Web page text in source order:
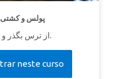
207پولس و
از ترس بگذر و بر خدمت خدا متمرکز باش.
neste curso